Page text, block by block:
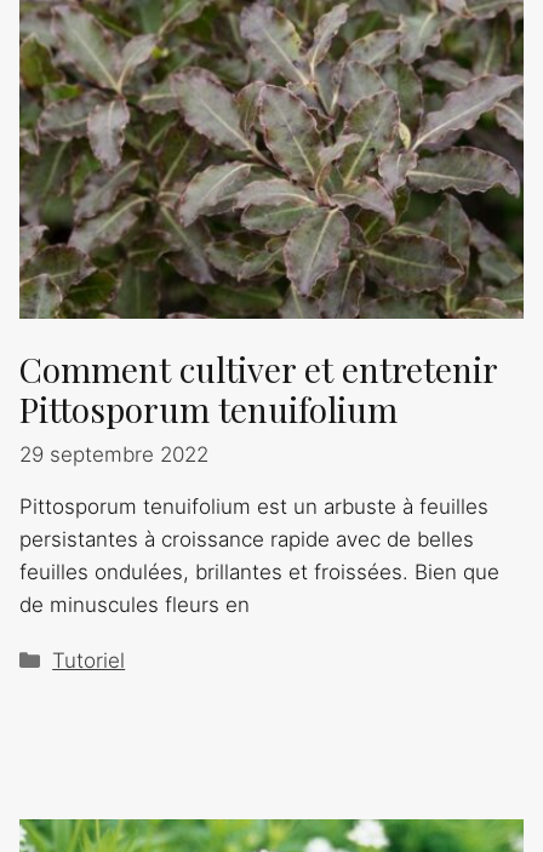
Comment cultiver et entretenir
Pittosporum tenuifolium
29 septembre 2022
Pittosporum tenuifolium est un arbuste à feuilles
persistantes à croissance rapide avec de belles
feuilles ondulées, brillantes et froissées. Bien que
de minuscules fleurs en
Catégories
Tutoriel